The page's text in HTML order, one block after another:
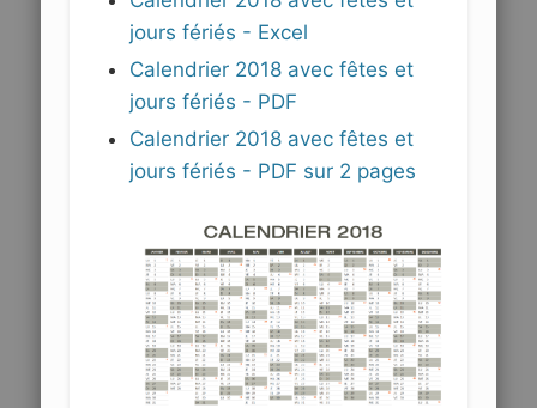
jours fériés - Excel
Calendrier 2018 avec fêtes et
jours fériés - PDF
Calendrier 2018 avec fêtes et
jours fériés - PDF sur 2 pages